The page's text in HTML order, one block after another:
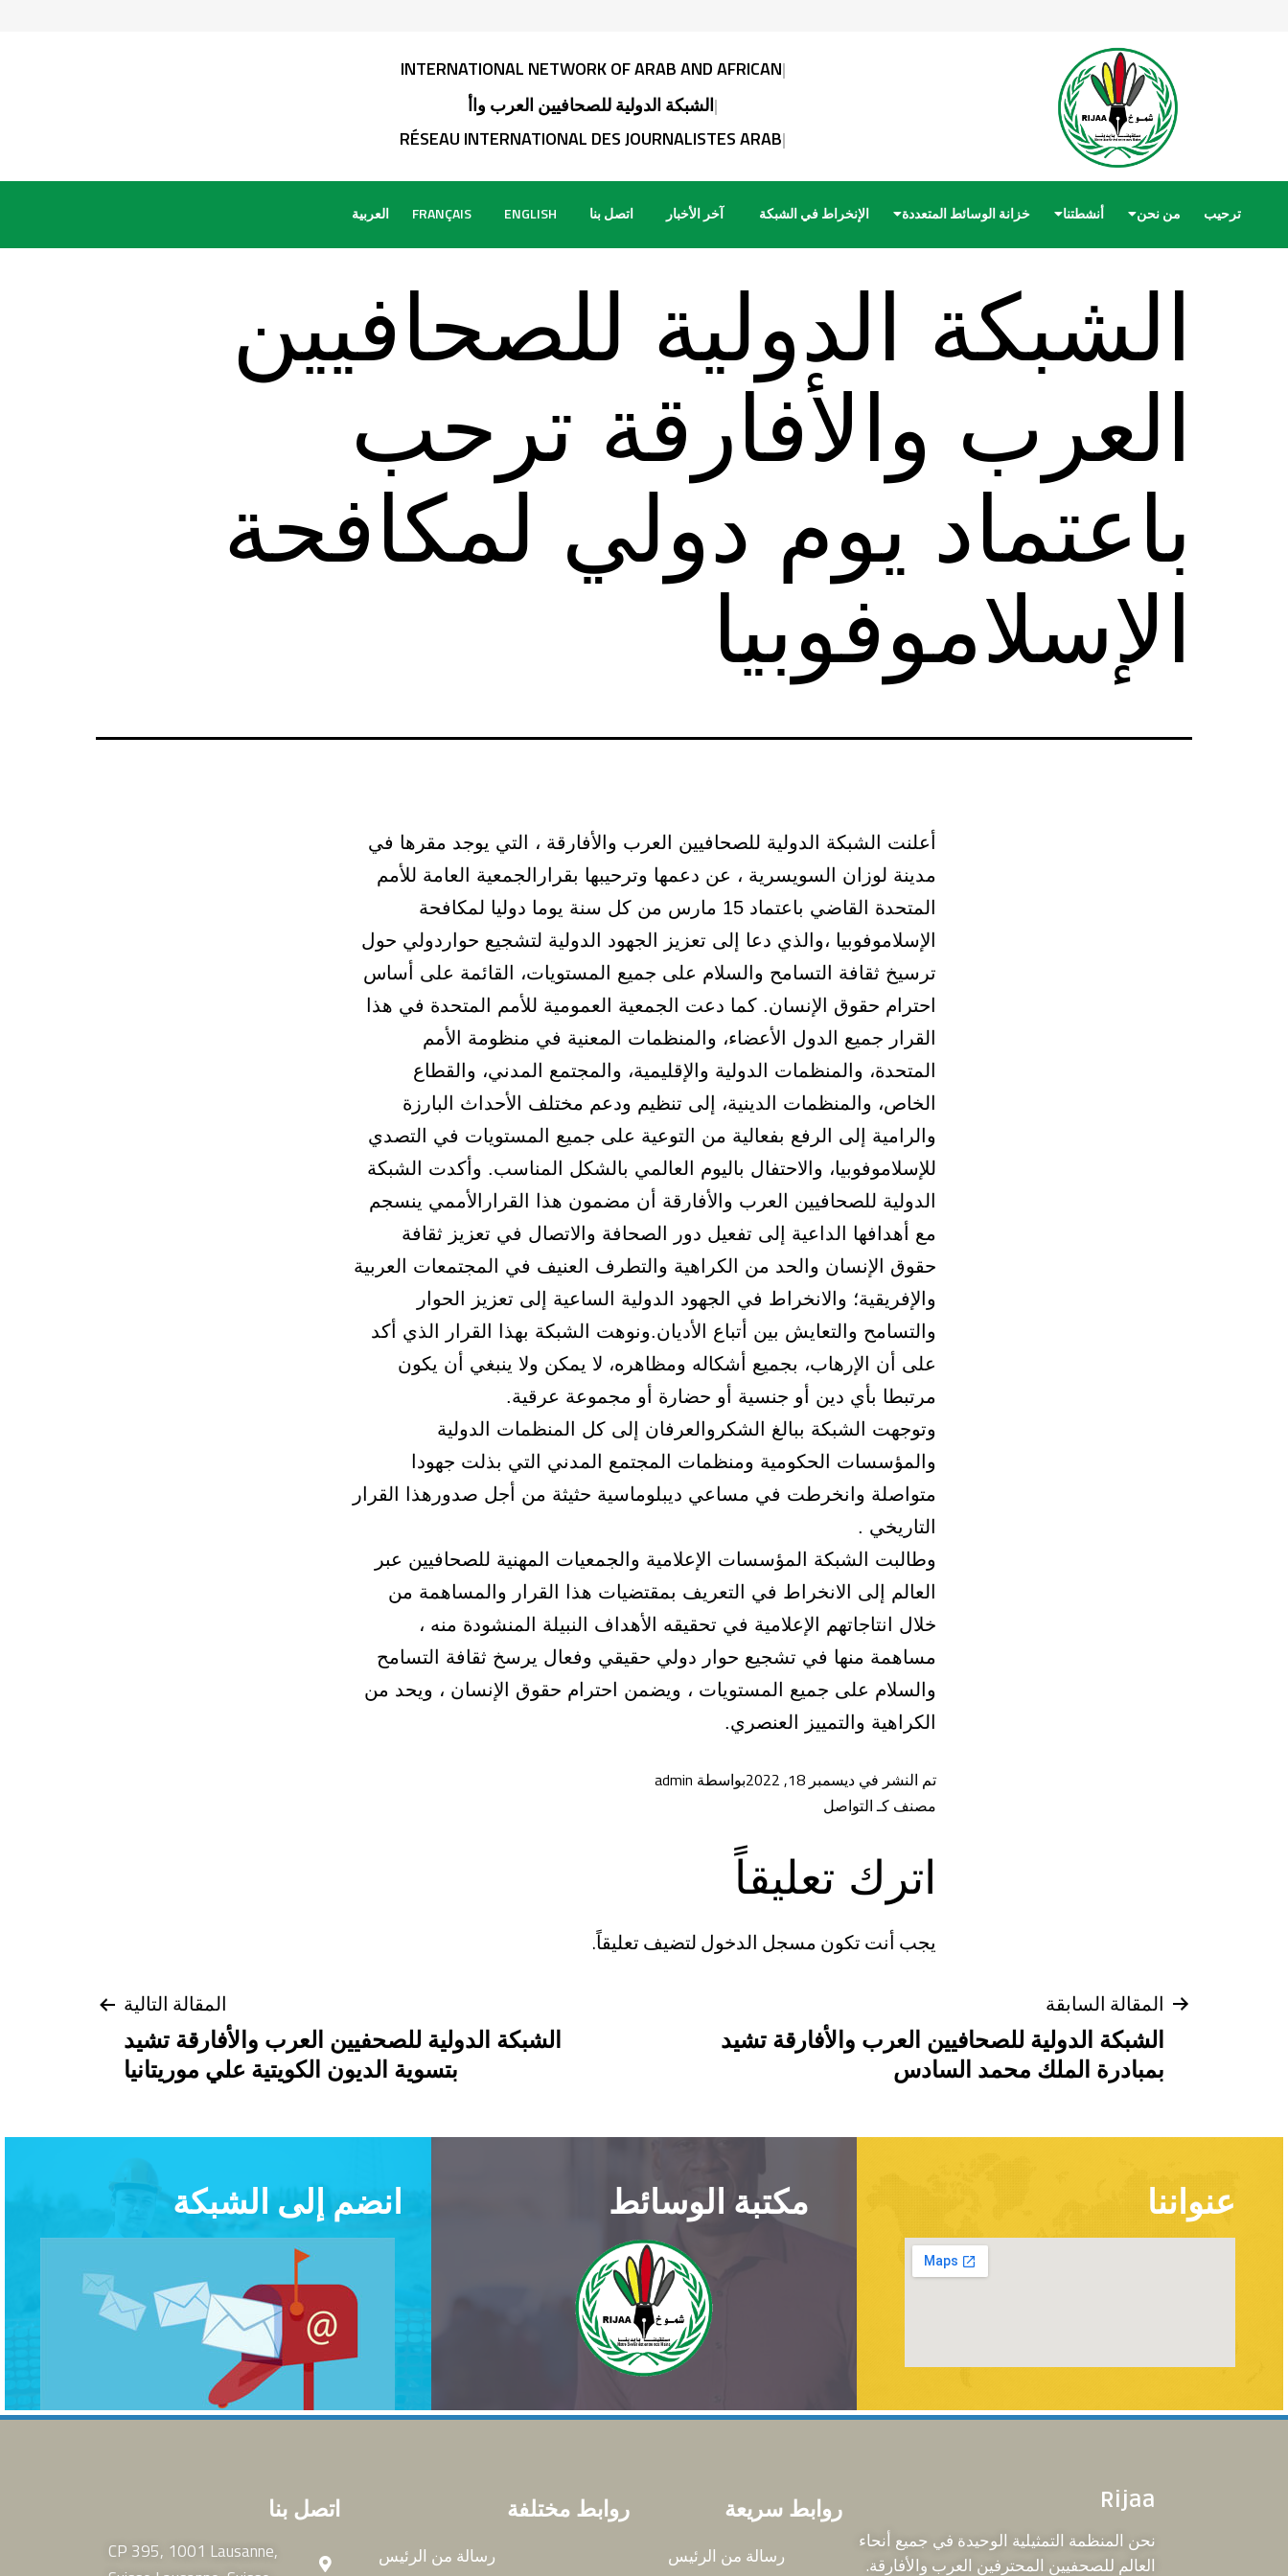
INTERNATIONAL NETWORK OF ARAB AND AFRICAN JOUR
الشبكة الدولية للصحافيين العرب واألفار
RÉSEAU INTERNATIONAL DES JOURNALISTES ARABES ET
ترحيب من نحن أنشطتنا خزانة الوسائط المتعددة الإنخراط في الشبكة آخر الأخبار اتصل بنا ENGLISH
FRANÇAIS العربية
الشبكة الدولية للصحافيين
العرب والأفارقة ترحب
باعتماد يوم دولي لمكافحة
الإسلاموفوبيا
أعلنت الشبكة الدولية للصحافيين العرب والأفارقة ، التي يوجد مقرها في
مدينة لوزان السويسرية ، عن دعمها وترحيبها بقرارالجمعية العامة للأمم
المتحدة القاضي باعتماد 15 مارس من كل سنة يوما دوليا لمكافحة
الإسلاموفوبيا ،والذي دعا إلى تعزيز الجهود الدولية لتشجيع حواردولي حول
ترسيخ ثقافة التسامح والسلام على جميع المستويات، القائمة على أساس
احترام حقوق الإنسان. كما دعت الجمعية العمومية للأمم المتحدة في هذا
القرار جميع الدول الأعضاء، والمنظمات المعنية في منظومة الأمم
المتحدة، والمنظمات الدولية والإقليمية، والمجتمع المدني، والقطاع
الخاص، والمنظمات الدينية، إلى تنظيم ودعم مختلف الأحداث البارزة
والرامية إلى الرفع بفعالية من التوعية على جميع المستويات في التصدي
للإسلاموفوبيا، والاحتفال باليوم العالمي بالشكل المناسب. وأكدت الشبكة
الدولية للصحافيين العرب والأفارقة أن مضمون هذا القرارالأممي ينسجم
مع أهدافها الداعية إلى تفعيل دور الصحافة والاتصال في تعزيز ثقافة
حقوق الإنسان والحد من الكراهية والتطرف العنيف في المجتمعات العربية
والإفريقية؛ والانخراط في الجهود الدولية الساعية إلى تعزيز الحوار
والتسامح والتعايش بين أتباع الأديان.ونوهت الشبكة بهذا القرار الذي أكد
على أن الإرهاب، بجميع أشكاله ومظاهره، لا يمكن ولا ينبغي أن يكون
مرتبطا بأي دين أو جنسية أو حضارة أو مجموعة عرقية.
وتوجهت الشبكة ببالغ الشكروالعرفان إلى كل المنظمات الدولية
والمؤسسات الحكومية ومنظمات المجتمع المدني التي بذلت جهودا
متواصلة وانخرطت في مساعي ديبلوماسية حثيثة من أجل صدورهذا القرار
التاريخي .
وطالبت الشبكة المؤسسات الإعلامية والجمعيات المهنية للصحافيين عبر
العالم إلى الانخراط في التعريف بمقتضيات هذا القرار والمساهمة من
خلال انتاجاتهم الإعلامية في تحقيقه الأهداف النبيلة المنشودة منه ،
مساهمة منها في تشجيع حوار دولي حقيقي وفعال يرسخ ثقافة التسامح
والسلام على جميع المستويات ، ويضمن احترام حقوق الإنسان ، ويحد من
الكراهية والتمييز العنصري.
تم النشر في ديسمبر 18, 2022 بواسطة admin
مصنف كـالتواصل
اترك تعليقاً
يجب أنت تكون مسجل الدخوللتضيف تعليقاً.
المقالة السابقة
الشبكة الدولية للصحافيين العرب والأفارقة تشيد
بمبادرة الملك محمد السادس
المقالة التالية
الشبكة الدولية للصحفيين العرب والأفارقة تشيد
بتسوية الديون الكويتية علي موريتانيا
عنواننا مكتبة الوسائط انضم إلى الشبكة
Rijaa
نحن المنظمة التمثيلية الوحيدة في جميع أنحاء
العالم للصحفيين المحترفين العرب والأفارقة.
روابط سريعة
رسالة من الرئيس
روابط مختلفة
رسالة من الرئيس
اتصل بنا
CP 395, 1001 Lausanne,